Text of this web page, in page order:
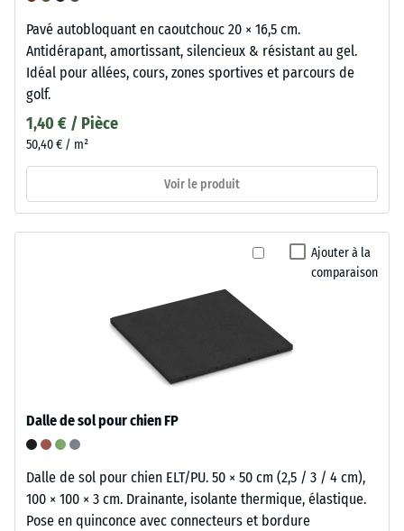
Pavé autobloquant en caoutchouc 20 × 16,5 cm.
Antidérapant, amortissant, silencieux & résistant au gel.
Idéal pour allées, cours, zones sportives et parcours de
golf.
1,40 € / Pièce
50,40 € / m²
Voir le produit
Ajouter à la
comparaison
Dalle de sol pour chien FP
Dalle de sol pour chien ELT/PU. 50 × 50 cm (2,5 / 3 / 4 cm),
100 × 100 × 3 cm. Drainante, isolante thermique, élastique.
Pose en quinconce avec connecteurs et bordure